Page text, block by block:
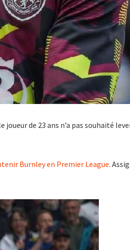
de 23 ans n’a pas souhaité
Burnley en Premier League.